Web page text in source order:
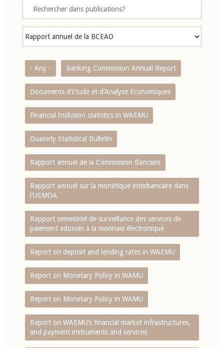
- Any - Banking Commission Annual Report
Documents d’Etude et d’Analyse Economiques
Financial Inclusion statistics in WAEMU
Quaterly Statistical Bulletin
Rapport annuel de la Commission Bancaire
Rapport annuel sur la monétique interbancaire dans
l'UEMOA
Rapport semestriel de surveillance des services de
paiement adossés à la monnaie électronique
Report on deposit and lending rates in WAEMU
Report on Monetary Policy in WAMU
Report on Monetary Policy in WAMU
Report on WAEMU’s financial market infrastructures,
and payment instruments and services